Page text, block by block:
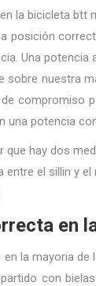
posición
Una
sobre nuestra
compromiso
una potencia
que hay dos
entre el sillin y el
en
en la mayoria
con